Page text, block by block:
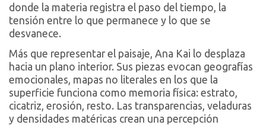
donde la materia registra el paso del tiempo, la
tensión entre lo que permanece y lo que se
desvanece.
Más que representar el paisaje, Ana Kai lo desplaza
hacia un plano interior. Sus piezas evocan geografías
emocionales, mapas no literales en los que la
superficie funciona como memoria física: estrato,
cicatriz, erosión, resto. Las transparencias, veladuras
y densidades matéricas crean una percepción